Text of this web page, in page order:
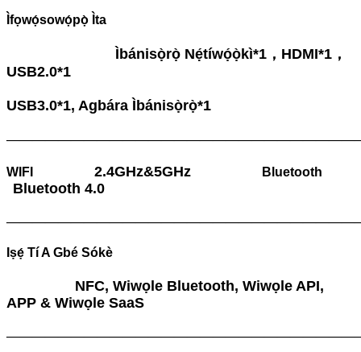
Ìfọwọ́sowọ́pọ̀ Ìta
Ìbánisọ̀rọ̀ Nẹ́tíwọ́ọ̀kì*1，HDMI*1，
USB2.0*1
USB3.0*1, Agbára Ìbánisọ̀rọ̀*1
WIFI 2.4GHz&5GHz Bluetooth
Bluetooth 4.0
Iṣẹ́ Tí A Gbé Sókè
NFC, Wiwọle Bluetooth, Wiwọle API,
APP & Wiwọle SaaS